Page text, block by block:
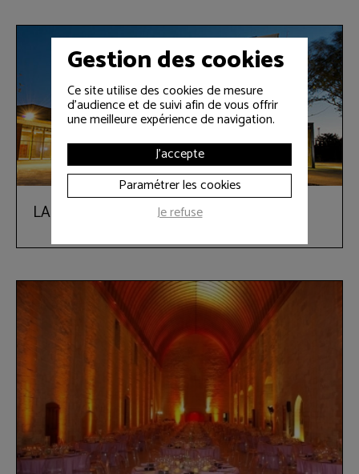
LA FABRICA
Gestion des cookies
Ce site utilise des cookies de mesure
d'audience et de suivi afin de vous offrir
une meilleure expérience de navigation.
J'accepte
Paramétrer les cookies
Je refuse